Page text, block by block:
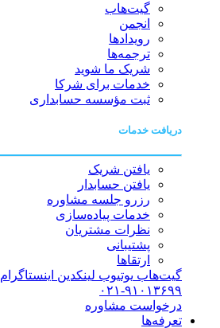
گیت‌هاب
انجمن
رویدادها
ترجمه‌ها
شریک ما شوید
خدمات برای شرکا
ثبت مؤسسه حسابداری
دریافت خدمات
یافتن شریک
یافتن حسابدار
رزرو جلسه مشاوره
خدمات پیاده‌سازی
نظرات مشتریان
پشتیبانی
ارتقاها
گیت‌هاب یوتیوب لینکدین اینستاگرام
۰۲۱-۹۱۰۱۳۶۹۹
درخواست مشاوره
تعرفه‌ها